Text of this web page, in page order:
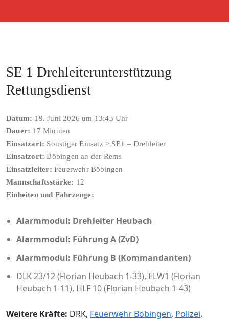
SE 1 Drehleiterunterstützung
Rettungsdienst
Datum: 19. Juni 2026 um 13:43 Uhr
Dauer: 17 Minuten
Einsatzart: Sonstiger Einsatz > SE1 – Drehleiter
Einsatzort: Böbingen an der Rems
Einsatzleiter: Feuerwehr Böbingen
Mannschaftsstärke: 12
Einheiten und Fahrzeuge:
Alarmmodul: Drehleiter Heubach
Alarmmodul: Führung A (ZvD)
Alarmmodul: Führung B (Kommandanten)
DLK 23/12 (Florian Heubach 1-33), ELW1 (Florian
Heubach 1-11), HLF 10 (Florian Heubach 1-43)
Weitere Kräfte: DRK, Feuerwehr Böbingen, Polizei,